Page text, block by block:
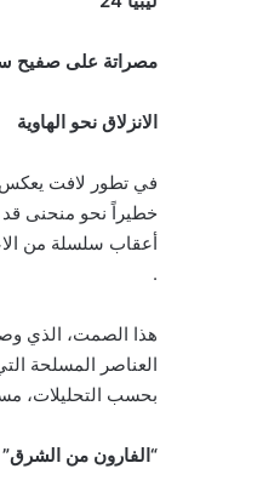
مصراتة على صفيح
الانزلاق نحو الهاوية
في تطور لافت يعكس
خطيراً نحو منحنى قد
أعقاب سلسلة من
.
هذا الصمت، الذي
العناصر المسلحة
بحسب التحليلات،
“الفارون من الشرق”